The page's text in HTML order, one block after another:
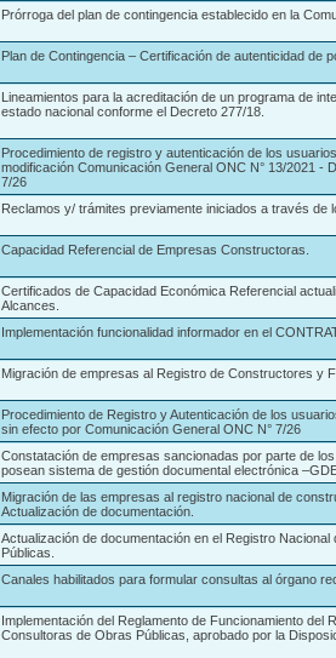
Prórroga del plan de contingencia establecido en la
Plan de Contingencia – Certificación de autenticidad de
Lineamientos para la acreditación de un programa de
estado nacional conforme el Decreto 277/18.
Procedimiento de registro y autenticación de los
modificación Comunicación General ONC N° 13/2021 -
7/26
Reclamos y/ trámites previamente iniciados a través de
Capacidad Referencial de Empresas Constructoras.
Certificados de Capacidad Económica Referencial
Alcances.
Implementación funcionalidad informador en el
Migración de empresas al Registro de Constructores y
Procedimiento de Registro y Autenticación de los
sin efecto por Comunicación General ONC N° 7/26
Constatación de empresas sancionadas por parte de
posean sistema de gestión documental electrónica
Migración de las empresas al registro nacional de
Actualización de documentación.
Actualización de documentación en el Registro
Públicas.
Canales habilitados para formular consultas al órgano
Implementación del Reglamento de Funcionamiento
Consultoras de Obras Públicas, aprobado por la